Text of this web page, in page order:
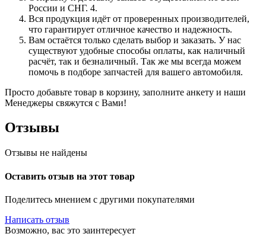
России и СНГ. 4.
Вся продукция идёт от проверенных производителей,
что гарантирует отличное качество и надежность.
Вам остаётся только сделать выбор и заказать. У нас
существуют удобные способы оплаты, как наличный
расчёт, так и безналичный. Так же мы всегда можем
помочь в подборе запчастей для вашего автомобиля.
Просто добавьте товар в корзину, заполните анкету и наши
Менеджеры свяжутся с Вами!
Отзывы
Отзывы не найдены
Оставить отзыв на этот товар
Поделитесь мнением с другими покупателями
Написать отзыв
Возможно, вас это заинтересует